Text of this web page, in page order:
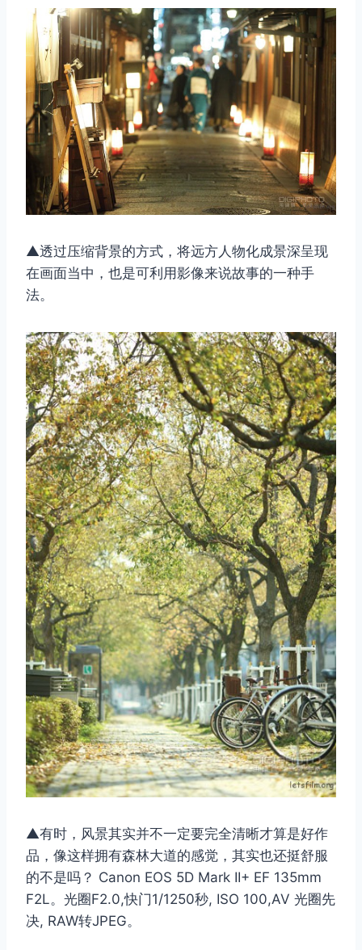
▲透过压缩背景的方式，将远方人物化成景深呈现
在画面当中，也是可利用影像来说故事的一种手
法。
▲有时，风景其实并不一定要完全清晰才算是好作
品，像这样拥有森林大道的感觉，其实也还挺舒服
的不是吗？ Canon EOS 5D Mark II+ EF 135mm
F2L。光圈F2.0,快门1/1250秒, ISO 100,AV 光圈先
决, RAW转JPEG。